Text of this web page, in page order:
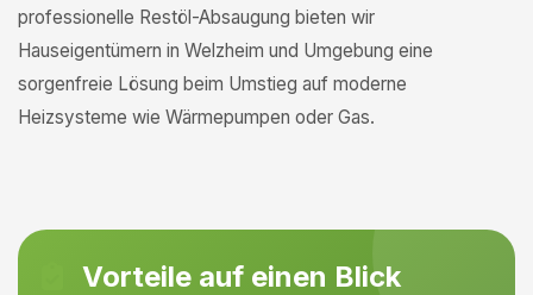
professionelle Restöl-Absaugung bieten wir
Hauseigentümern in Welzheim und Umgebung eine
sorgenfreie Lösung beim Umstieg auf moderne
Heizsysteme wie Wärmepumpen oder Gas.
Vorteile auf einen Blick